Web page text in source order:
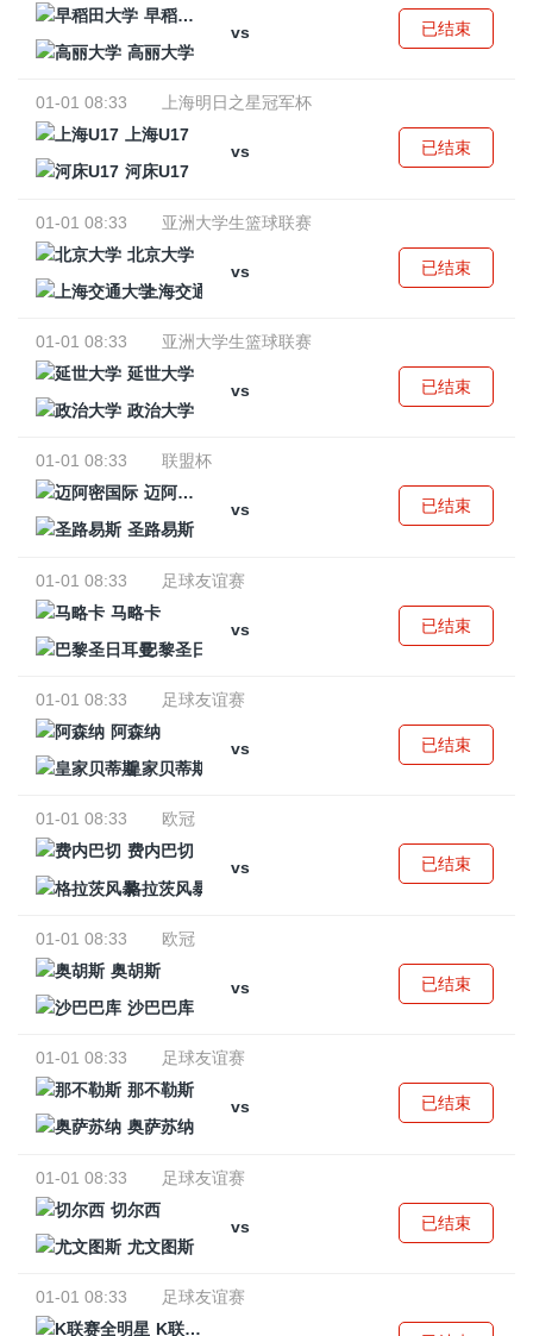
早稻田大学
vs
高丽大学
已结束
01-01 08:33
上海明日之星冠军杯
上海U17
vs
河床U17
已结束
01-01 08:33
亚洲大学生篮球联赛
北京大学
vs
上海交通大学
已结束
01-01 08:33
亚洲大学生篮球联赛
延世大学
vs
政治大学
已结束
01-01 08:33
联盟杯
迈阿密国际
vs
圣路易斯
已结束
01-01 08:33
足球友谊赛
马略卡
vs
巴黎圣日耳曼
已结束
01-01 08:33
足球友谊赛
阿森纳
vs
皇家贝蒂斯
已结束
01-01 08:33
欧冠
费内巴切
vs
格拉茨风暴
已结束
01-01 08:33
欧冠
奥胡斯
vs
沙巴巴库
已结束
01-01 08:33
足球友谊赛
那不勒斯
vs
奥萨苏纳
已结束
01-01 08:33
足球友谊赛
切尔西
vs
尤文图斯
已结束
01-01 08:33
足球友谊赛
K联赛全明星